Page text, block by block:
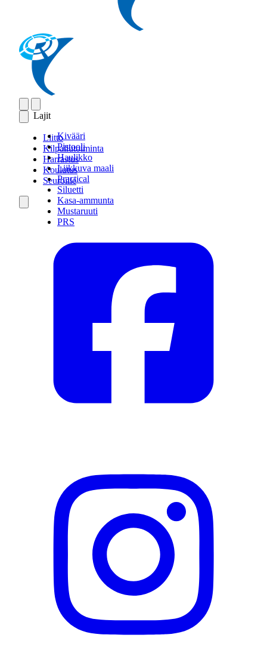
Lajit
Kivääri
Pistooli
Haulikko
Liikkuva maali
Practical
Siluetti
Kasa-ammunta
Mustaruuti
PRS
Liitto
Kilpailutoiminta
Harrastus
Koulutus
Seuroille